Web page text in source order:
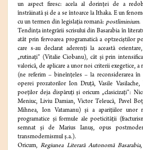
un aspect firesc: acela al dorinţei de a
înstrăinată şi de a se întoarce la Ithaka. E un
cu un termen din legislaţia romană: postliminium.
Tendinţa integrării scrisului din Basarabia în
atât prin fervoarea programatică a optzeciştilor
care s-au declarat aderenţi la această
„rutinaţi” (Vitalie Ciobanu), cât şi prin
valorică, de aplicare a unor noi criterii exegetice, a
(ne referim – bineînţeles – la reconsiderarea
operei prozatorilor Ion Druţă, Vasile Vasilache,
poeţilor deja dispăruţi şi oricum „clasicizaţi”:
Meniuc, Liviu Damian, Victor Teleucă, Pavel
Mihnea, Ion Vatamanu) şi a apariţiilor unor
programatice şi formule ale poeticităţii
semnat şi de Marius Ianuş, opus
transmodernismul ş.a.).
Oricum,Regiunea Literară Autonomă Basarabia